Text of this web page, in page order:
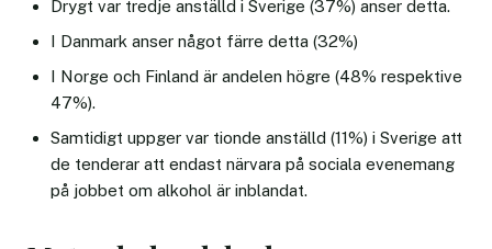
Drygt var tredje anställd i Sverige (37%) anser detta.
I Danmark anser något färre detta (32%)
I Norge och Finland är andelen högre (48% respektive
47%).
Samtidigt uppger var tionde anställd (11%) i Sverige att
de tenderar att endast närvara på sociala evenemang
på jobbet om alkohol är inblandat.